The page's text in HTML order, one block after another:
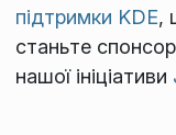
підтримки KDE,
станьте
нашої ініціативи